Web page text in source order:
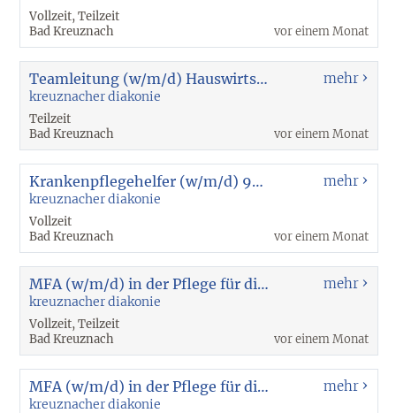
Vollzeit, Teilzeit
Bad Kreuznach
vor einem Monat
Teamleitung (w/m/d) Hauswirtschaft (9797)
kreuznacher diakonie
Teilzeit
Bad Kreuznach
mehr
vor einem Monat
Krankenpflegehelfer (w/m/d) 9295
kreuznacher diakonie
Vollzeit
Bad Kreuznach
mehr
vor einem Monat
MFA (w/m/d) in der Pflege für die Stroke Unit (9487)
kreuznacher diakonie
Vollzeit, Teilzeit
Bad Kreuznach
mehr
vor einem Monat
MFA (w/m/d) in der Pflege für die Intensivstation (9486)
kreuznacher diakonie
mehr